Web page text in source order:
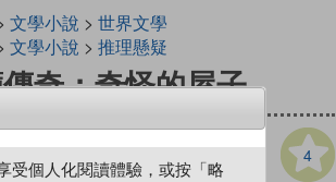
文學小說 > 世界文學
文學小說 > 推理懸疑
奇：奇怪的屋子
4
受個人化閱讀體驗，或按「略